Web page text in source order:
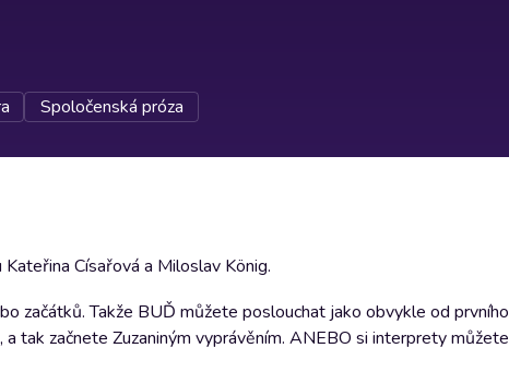
Spoločenská próza
Císařová a Miloslav König.
začátků. Takže BUĎ můžete poslouchat jako obvykle od prvního
tak začnete Zuzaniným vyprávěním. ANEBO si interprety můžete